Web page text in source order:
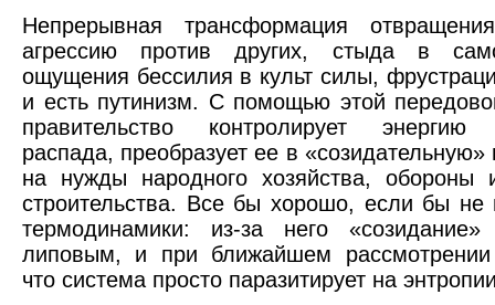
Непрерывная трансформация
агрессию против других, стыда в
ощущения бессилия в культ силы,
и есть путинизм. С помощью этой
правительство контролирует энергию
распада, преобразует ее в «созидательную»
на нужды народного хозяйства, обороны
строительства. Все бы хорошо, если бы не
термодинамики: из-за него «созидание»
липовым, и при ближайшем рассмотрении
что система просто паразитирует на